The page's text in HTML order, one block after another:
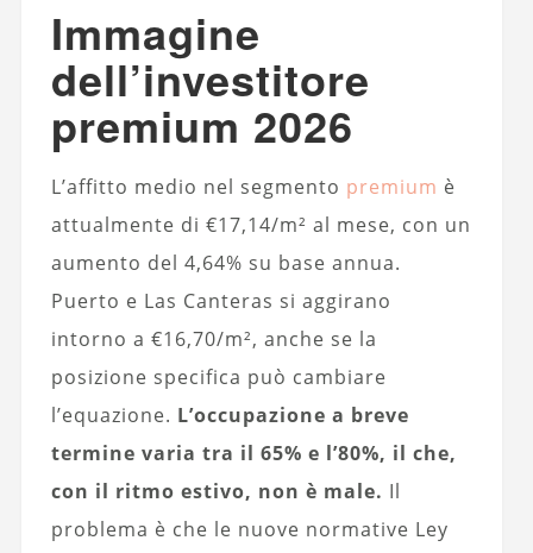
Immagine
dell’investitore
premium 2026
L’affitto medio nel segmento premium è
attualmente di €17,14/m² al mese, con un
aumento del 4,64% su base annua.
Puerto e Las Canteras si aggirano
intorno a €16,70/m², anche se la
posizione specifica può cambiare
l’equazione. L’occupazione a breve
termine varia tra il 65% e l’80%, il che,
con il ritmo estivo, non è male. Il
problema è che le nuove normative Ley